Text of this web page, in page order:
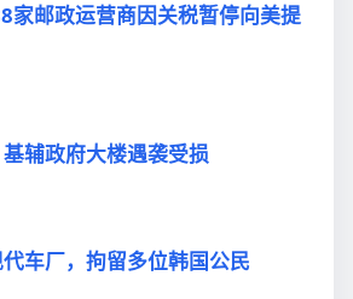
家邮政运营商因关税暂停向美提
辅政府大楼遇袭受损
车厂，拘留多位韩国公民